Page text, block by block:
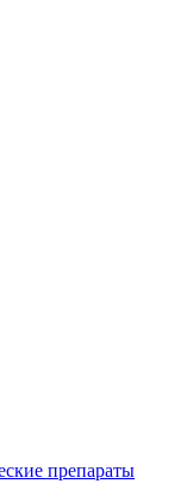
препараты